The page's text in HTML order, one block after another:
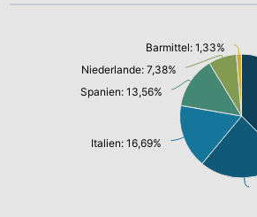
Italien: 16,69%
Spanien: 13,56%
Niederlande: 7,38%
Barmittel: 1,33%